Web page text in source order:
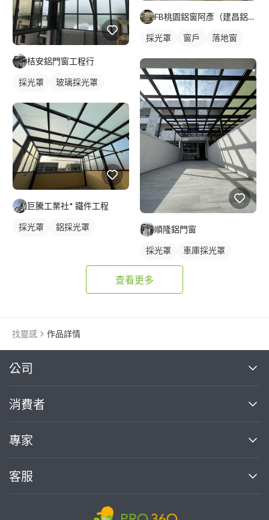
桔安鋁門窗工程行
採光罩
玻璃採光罩
巨騰工業社* 鐵件工程
採光罩
鋁採光罩
FB桃園鋁窗阿彥（建昌鋁門窗）
採光罩 窗戶
落地窗
順隆鋁門窗
採光罩
車庫採光罩
鋁採光罩
查看更多
找靈感 作品詳情
公司
關於我們
部落格
加入我們
消費者
買服務
熱門服務
專家
案件中心
客服
繼續完成